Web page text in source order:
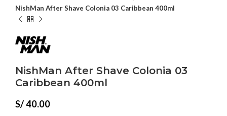
NishMan After Shave Colonia 03 Caribbean 400ml
NishMan After Shave Colonia 03
Caribbean 400ml
S/40.00